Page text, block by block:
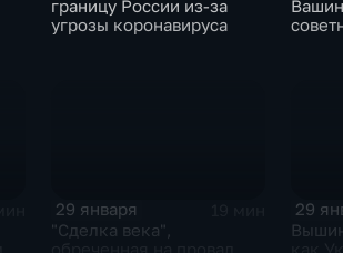
границу России из-за
угрозы коронавируса
29 января
"Сделка века",
29